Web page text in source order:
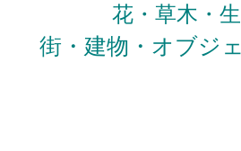
花・草木・
街・建物・オブジ